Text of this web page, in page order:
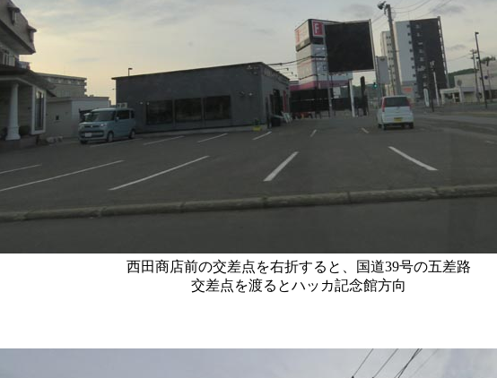
西田商店前の交差点を右折すると、国道39号の五差路
交差点を渡るとハッカ記念館方向